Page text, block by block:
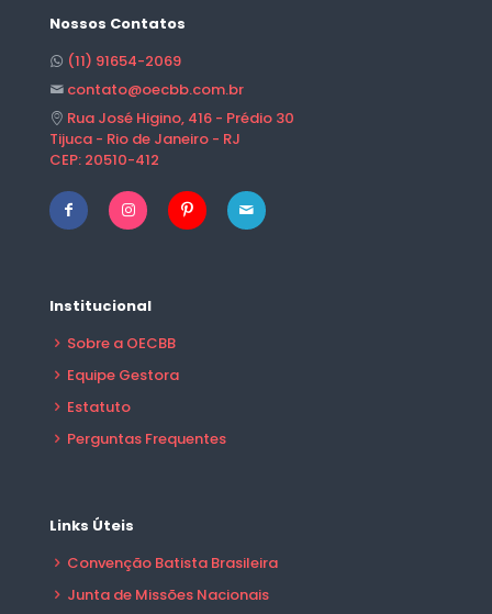
Nossos Contatos
(11) 91654-2069
contato@oecbb.com.br
Rua José Higino, 416 - Prédio 30
Tijuca - Rio de Janeiro - RJ
CEP: 20510-412
Institucional
Sobre a OECBB
Equipe Gestora
Estatuto
Perguntas Frequentes
Links Úteis
Convenção Batista Brasileira
Junta de Missões Nacionais